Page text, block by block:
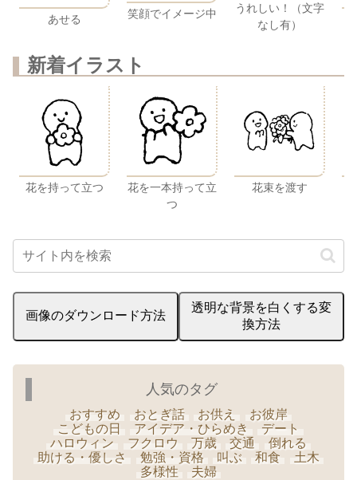
あせる 笑顔でイメージ中
うれしい！（文字
なし有）
新着イラスト
花を持って立つ
花を一本持って立
つ
花束を渡す
画像のダウンロード方法
透明な背景を白くする変
換方法
人気のタグ
おすすめ おとぎ話 お供え
お彼岸
こどもの日
アイデア・ひらめき
デート
ハロウィン
フクロウ 万歳 交通
倒れる
助ける・優しさ
勉強・資格 叫ぶ 和食
土木
多様性
夫婦